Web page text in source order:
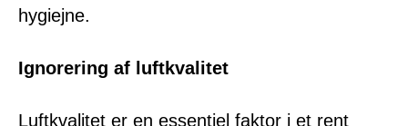
hygiejne.
Ignorering af luftkvalitet
Luftkvalitet er en essentiel faktor i et rent